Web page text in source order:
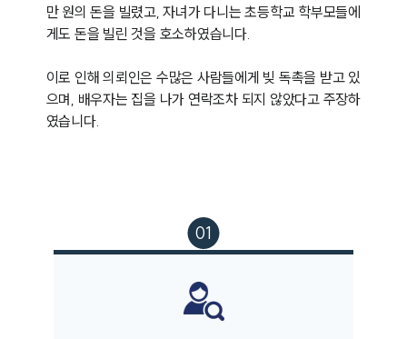
만 원의 돈을 빌렸고, 자녀가 다니는 초등학교 학부모들에
게도 돈을 빌린 것을 호소하였습니다.
이로 인해 의뢰인은 수많은 사람들에게 빚 독촉을 받고 있
으며, 배우자는 집을 나가 연락조차 되지 않았다고 주장하
였습니다.